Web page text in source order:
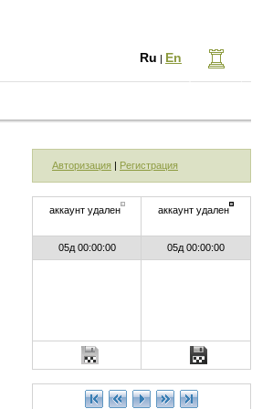
Ru | En
Авторизация | Регистрация
аккаунт удален аккаунт удален
05д 00:00:00 05д 00:00:00